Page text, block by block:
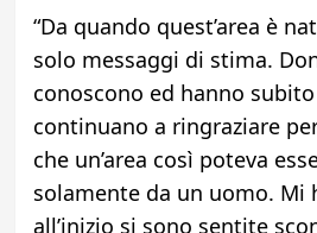
“Da quando quest’area è
solo messaggi di stima.
conoscono ed hanno
continuano a ringraziare
che un’area così poteva
solamente da un uomo. Mi
all’inizio si sono sentite